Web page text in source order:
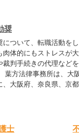
奨
について、転職活動を
肉体的にもストレスが
裁判手続きの代理など
葉方法律事務所は、大阪
、大阪府、奈良県、京
士